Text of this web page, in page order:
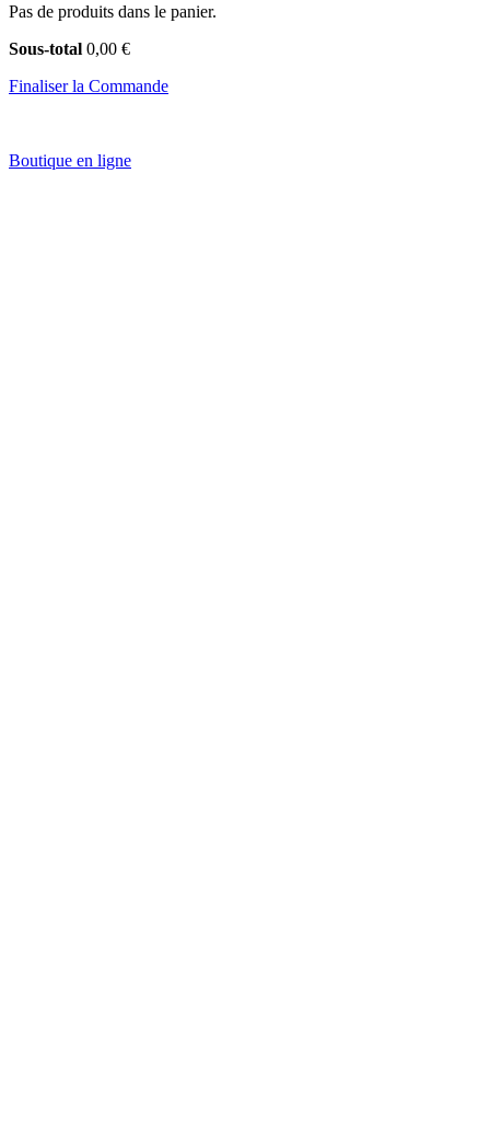
Pas de produits dans le panier.
Sous-total 0,00 €
Finaliser la Commande
Boutique en ligne